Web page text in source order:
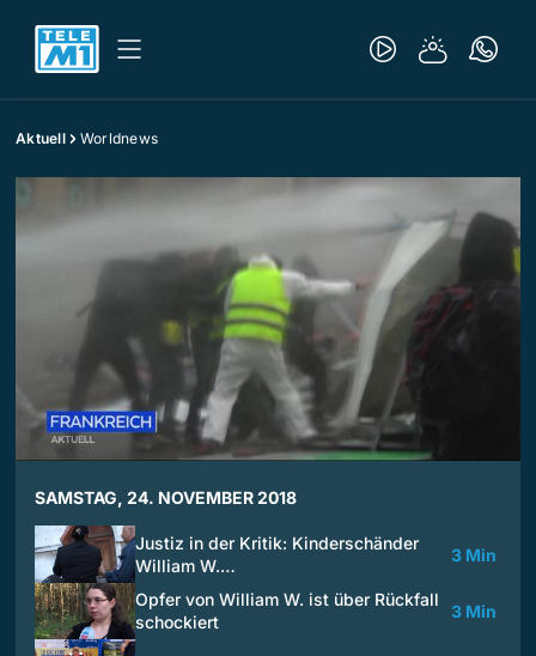
Aktuell Worldnews
SAMSTAG, 24. NOVEMBER 2018
Justiz in der Kritik: Kinderschänder
William W.…
3 Min
Opfer von William W. ist über Rückfall
schockiert
3 Min